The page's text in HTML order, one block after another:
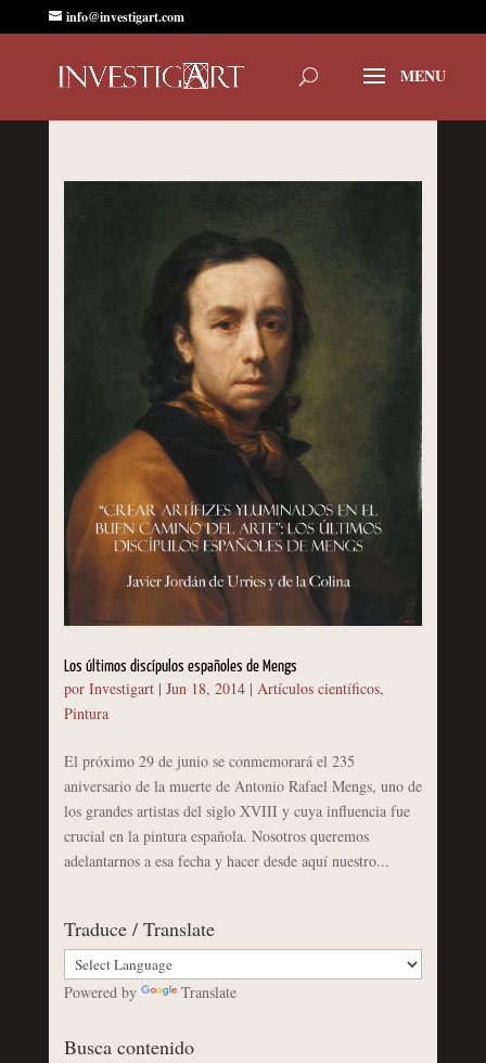
info@investigart.com
Los últimos discípulos españoles de Mengs
por Investigart| Jun 18, 2014| Artículos científicos,
Pintura
El próximo 29 de junio se conmemorará el 235
aniversario de la muerte de Antonio Rafael Mengs, uno de
los grandes artistas del siglo XVIII y cuya influencia fue
crucial en la pintura española. Nosotros queremos
adelantarnos a esa fecha y hacer desde aquí nuestro...
Traduce / Translate
Powered by Translate
Busca contenido